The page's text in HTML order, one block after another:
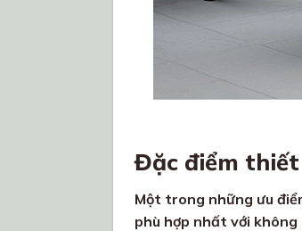
Đặc điểm
Một trong những ưu
phù hợp nhất với